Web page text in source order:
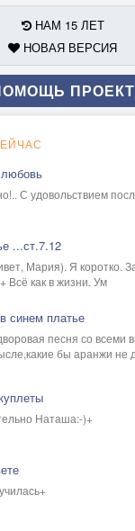
НАМ 15 ЛЕТ
НОВАЯ ВЕРСИЯ
С удовольствием
...ст.7.12
Мария). Я коротко.
Всё как в жизни. Ум
синем платье
песня со всеми
бы аранжи не
Наташа:-)+